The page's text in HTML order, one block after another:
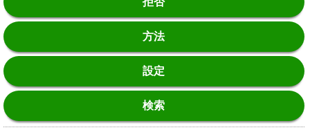
方法
設定
検索